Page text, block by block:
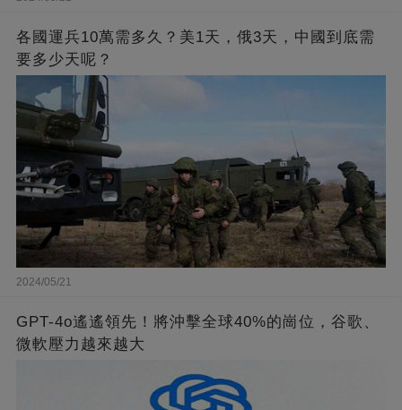
各國運兵10萬需多久？美1天，俄3天，中國到底需
要多少天呢？
2024/05/21
GPT-4o遙遙領先！將沖擊全球40%的崗位，谷歌、
微軟壓力越來越大